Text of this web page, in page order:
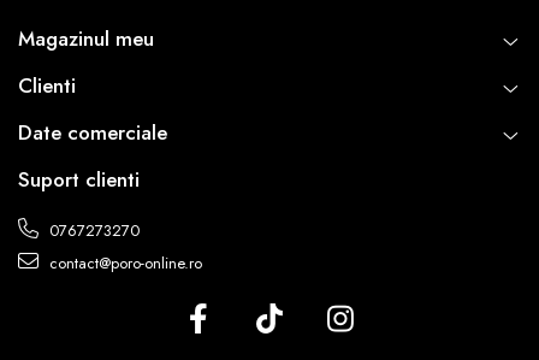
Magazinul meu
Clienti
Date comerciale
Suport clienti
0767273270
contact@poro-online.ro